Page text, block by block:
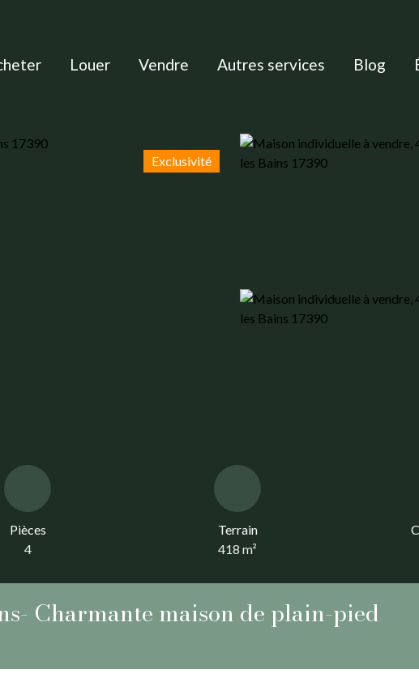
Louer Vendre Autres services Blog
Exclusivité
Pièces
4
Terrain
418 m²
Charmante maison de plain-pied